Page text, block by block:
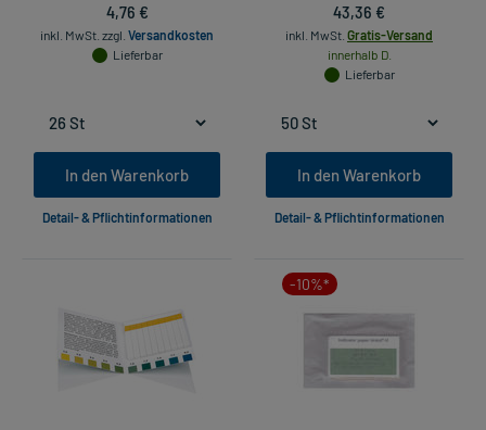
4,76 €
inkl. MwSt. zzgl. Versandkosten
Lieferbar
In den Warenkorb
Detail- & Pflichtinformationen
43,36 €
inkl. MwSt. Gratis-Versand
innerhalb D.
Lieferbar
In den Warenkorb
Detail- & Pflichtinformationen
-10%*